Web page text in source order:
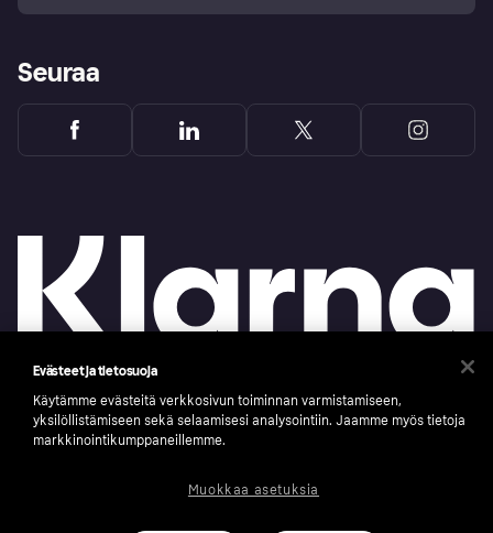
Seuraa
Copyright © 2005-2026 Klarna Bank AB (publ). Headquarters: Stockholm, Sweden. All
rights reserved. Klarna Bank AB (publ). Sveavägen 46, 111 34 Stockholm. Organization
number: 556737-0431
Evästeet ja tietosuoja
Käytämme evästeitä verkkosivun toiminnan varmistamiseen,
yksilöllistämiseen sekä selaamisesi analysointiin. Jaamme myös tietoja
markkinointikumppaneillemme.
Muokkaa asetuksia